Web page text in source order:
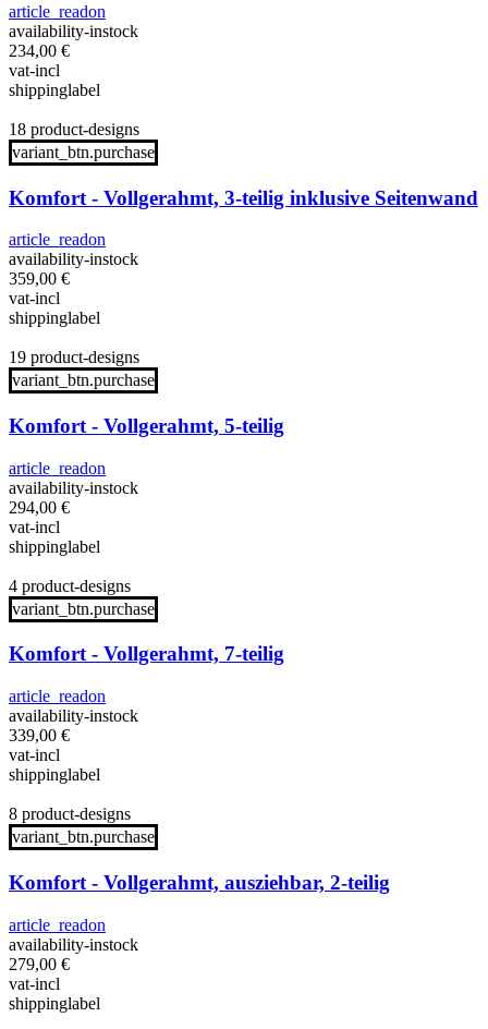
article_readon
availability-instock
234,00 €
vat-incl
shippinglabel
18 product-designs
variant_btn.purchase
Komfort - Vollgerahmt, 3-teilig inklusive Seitenwand
article_readon
availability-instock
359,00 €
vat-incl
shippinglabel
19 product-designs
variant_btn.purchase
Komfort - Vollgerahmt, 5-teilig
article_readon
availability-instock
294,00 €
vat-incl
shippinglabel
4 product-designs
variant_btn.purchase
Komfort - Vollgerahmt, 7-teilig
article_readon
availability-instock
339,00 €
vat-incl
shippinglabel
8 product-designs
variant_btn.purchase
Komfort - Vollgerahmt, ausziehbar, 2-teilig
article_readon
availability-instock
279,00 €
vat-incl
shippinglabel